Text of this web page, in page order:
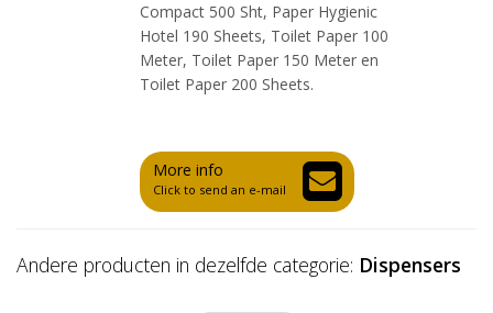
Compact 500 Sht, Paper Hygienic
Hotel 190 Sheets, Toilet Paper 100
Meter, Toilet Paper 150 Meter en
Toilet Paper 200 Sheets.
More info
Click to send an e-mail
Andere producten in dezelfde categorie: Dispensers